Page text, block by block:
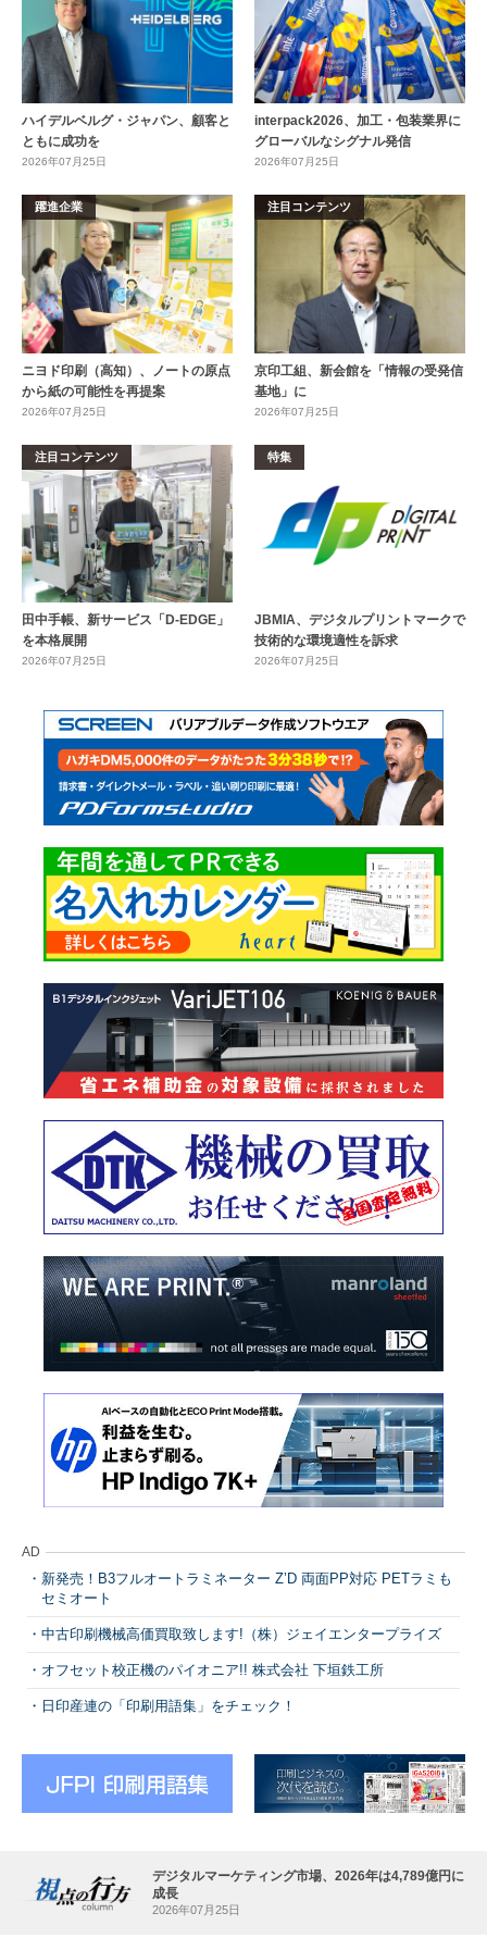
ハイデルベルグ・ジャパン、顧客と
ともに成功を
2026年07月25日
interpack2026、加工・包装業界に
グローバルなシグナル発信
2026年07月25日
躍進企業
ニヨド印刷（高知）、ノートの原点
から紙の可能性を再提案
2026年07月25日
注目コンテンツ
京印工組、新会館を「情報の受発信
基地」に
2026年07月25日
注目コンテンツ
田中手帳、新サービス「D-EDGE」
を本格展開
2026年07月25日
特集
JBMIA、デジタルプリントマークで
技術的な環境適性を訴求
2026年07月25日
AD
新発売！B3フルオートラミネーター Z’D 両面PP対応 PETラミも
セミオート
中古印刷機械高価買取致します!（株）ジェイエンタープライズ
オフセット校正機のパイオニア!! 株式会社 下垣鉄工所
日印産連の「印刷用語集」をチェック！
デジタルマーケティング市場、2026年は4,789億円に
成長
2026年07月25日